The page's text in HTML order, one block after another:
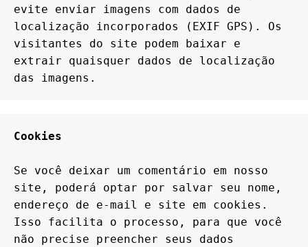
evite enviar imagens com dados de
localização incorporados (EXIF GPS). Os
visitantes do site podem baixar e
extrair quaisquer dados de localização
das imagens.
Cookies
Se você deixar um comentário em nosso
site, poderá optar por salvar seu nome,
endereço de e-mail e site em cookies.
Isso facilita o processo, para que você
não precise preencher seus dados